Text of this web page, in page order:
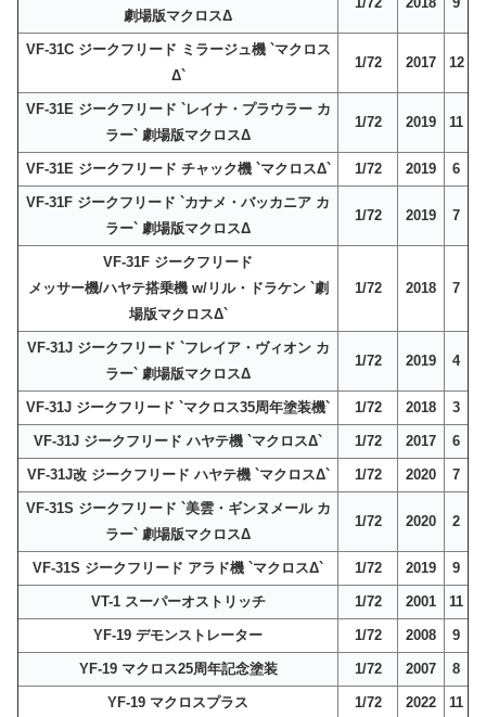
劇場版マクロスΔ
VF-31C ジークフリード ミラージュ機 `マクロス
Δ`
1/72 2017 12
VF-31E ジークフリード `レイナ・プラウラー カ
ラー` 劇場版マクロスΔ
1/72 2019 11
VF-31E ジークフリード チャック機 `マクロスΔ` 1/72 2019 6
VF-31F ジークフリード `カナメ・バッカニア カ
ラー` 劇場版マクロスΔ
1/72 2019 7
VF-31F ジークフリード
メッサー機/ハヤテ搭乗機 w/リル・ドラケン `劇
場版マクロスΔ`
1/72 2018 7
VF-31J ジークフリード `フレイア・ヴィオン カ
ラー` 劇場版マクロスΔ
1/72 2019 4
VF-31J ジークフリード `マクロス35周年塗装機` 1/72 2018 3
VF-31J ジークフリード ハヤテ機 `マクロスΔ` 1/72 2017 6
VF-31J改 ジークフリード ハヤテ機 `マクロスΔ` 1/72 2020 7
VF-31S ジークフリード `美雲・ギンヌメール カ
ラー` 劇場版マクロスΔ
1/72 2020 2
VF-31S ジークフリード アラド機 `マクロスΔ` 1/72 2019 9
VT-1 スーパーオストリッチ 1/72 2001 11
YF-19 デモンストレーター 1/72 2008 9
YF-19 マクロス25周年記念塗装 1/72 2007 8
YF-19 マクロスプラス 1/72 2022 11